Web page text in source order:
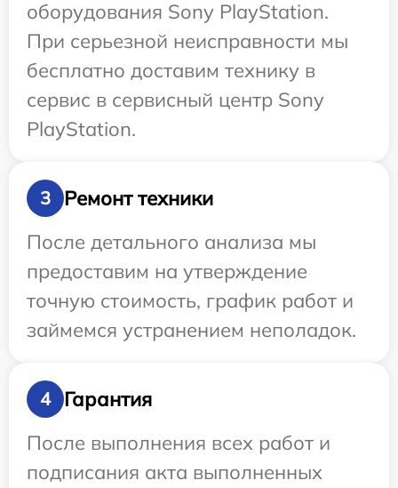
оборудования Sony PlayStation.
При серьезной неисправности мы
бесплатно доставим технику в
сервис в сервисный центр Sony
PlayStation.
3
Ремонт техники
После детального анализа мы
предоставим на утверждение
точную стоимость, график работ и
займемся устранением неполадок.
4
Гарантия
После выполнения всех работ и
подписания акта выполненных